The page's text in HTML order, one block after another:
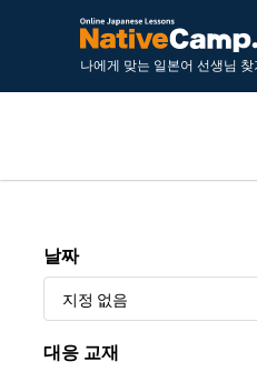
나에게 맞는 일본어 선생님
날짜
지정 없음
대응 교재